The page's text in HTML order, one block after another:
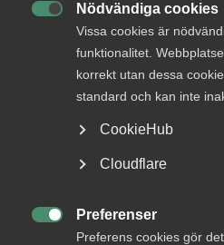
Nödvändiga cookies
Vissa cookies är
funktionalitet.
korrekt utan dessa
standard och kan inte
CookieHub
Cloudflare
Preferenser
Preferens cookies gör
Logga in på Arbetsgivarguiden
Sök på almega.se
Cookie-inställningar
Framförhållning a
workation
Förlänga utlandsresan genom